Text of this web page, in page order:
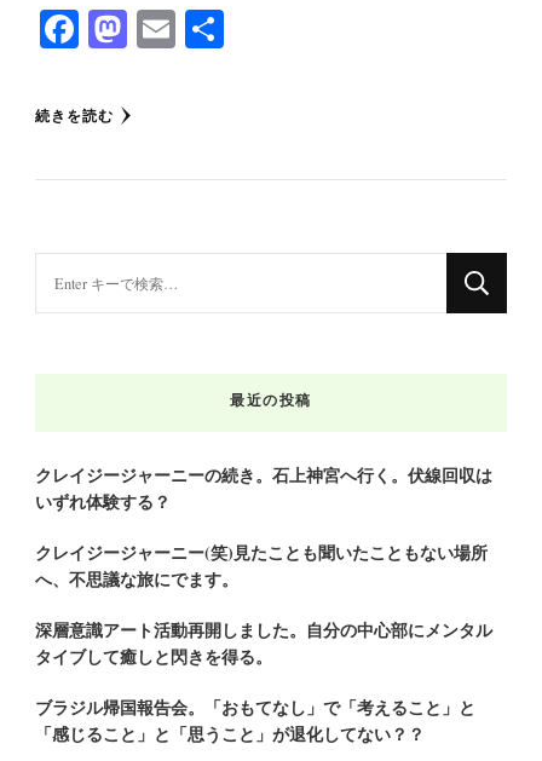
Facebook
Mastodon
Email
続きを読む
お
し
で
す
?
最近の投稿
クレイジージャーニーの続き。石上神宮へ行く。伏線回収は
いずれ体験する？
クレイジージャーニー(笑)見たことも聞いたこともない場所
へ、不思議な旅にでます。
深層意識アート活動再開しました。自分の中心部にメンタル
タイブして癒しと閃きを得る。
ブラジル帰国報告会。「おもてなし」で「考えること」と
「感じること」と「思うこと」が退化してない？？